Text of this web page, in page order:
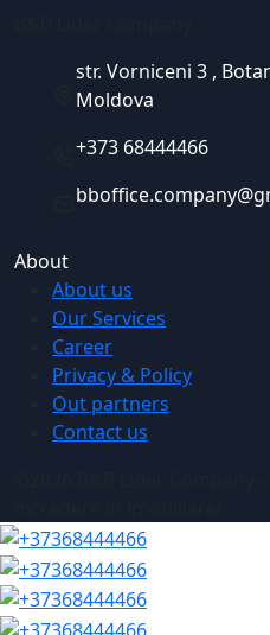
str. Vorniceni 3 ,
Moldova
+373 68444466
About
About us
Our Services
Career
Privacy & Policy
Out partners
Contact us